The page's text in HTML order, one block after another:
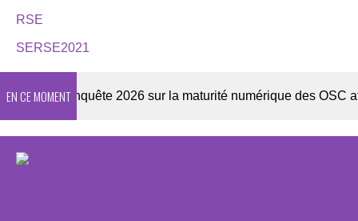
RSE
SERSE2021
EN CE MOMENT
Enquête 2026 sur la maturité numérique des OSC